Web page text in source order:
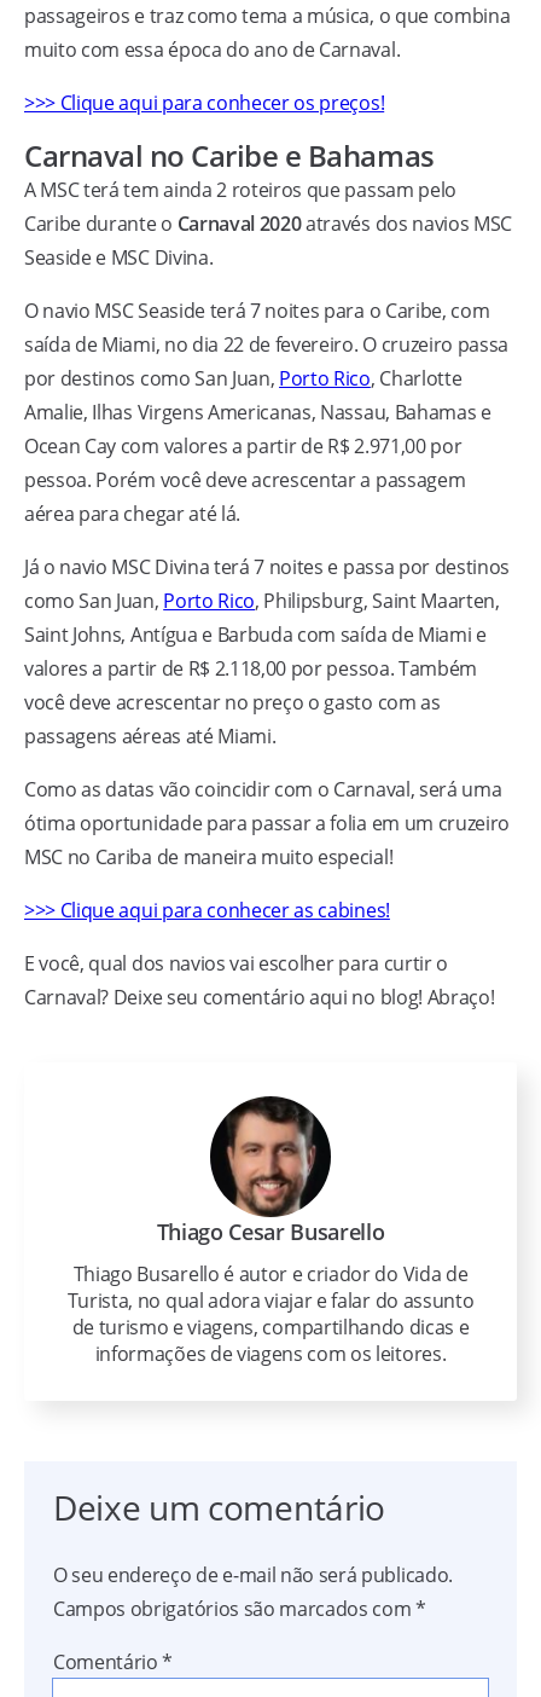
passageiros e traz como tema a música, o que combina
muito com essa época do ano de Carnaval.
>>> Clique aqui para conhecer os preços!
Carnaval no Caribe e Bahamas
A MSC terá tem ainda 2 roteiros que passam pelo
Caribe durante o Carnaval 2020através dos navios MSC
Seaside e MSC Divina.
O navio MSC Seaside terá 7 noites para o Caribe, com
saída de Miami, no dia 22 de fevereiro. O cruzeiro passa
por destinos como San Juan, Porto Rico, Charlotte
Amalie, Ilhas Virgens Americanas, Nassau, Bahamas e
Ocean Cay com valores a partir de R$ 2.971,00 por
pessoa. Porém você deve acrescentar a passagem
aérea para chegar até lá.
Já o navio MSC Divina terá 7 noites e passa por destinos
como San Juan, Porto Rico, Philipsburg, Saint Maarten,
Saint Johns, Antígua e Barbuda com saída de Miami e
valores a partir de R$ 2.118,00 por pessoa. Também
você deve acrescentar no preço o gasto com as
passagens aéreas até Miami.
Como as datas vão coincidir com o Carnaval, será uma
ótima oportunidade para passar a folia em um cruzeiro
MSC no Cariba de maneira muito especial!
>>> Clique aqui para conhecer as cabines!
E você, qual dos navios vai escolher para curtir o
Carnaval? Deixe seu comentário aqui no blog! Abraço!
Thiago Cesar Busarello
Thiago Busarello é autor e criador do Vida de
Turista, no qual adora viajar e falar do assunto
de turismo e viagens, compartilhando dicas e
informações de viagens com os leitores.
Deixe um comentário
O seu endereço de e-mail não será publicado.
Campos obrigatórios são marcados com*
Comentário*